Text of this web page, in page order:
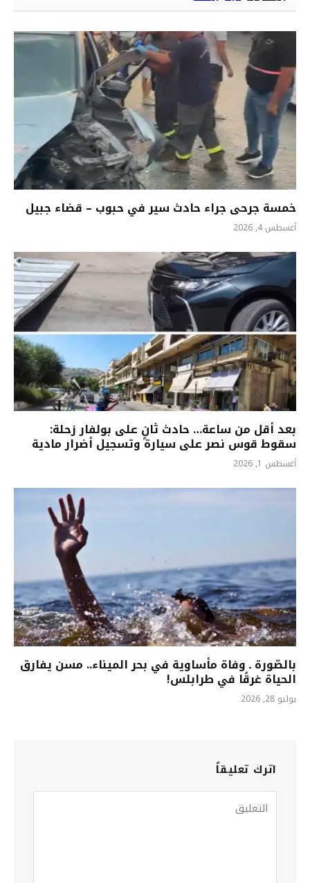
خمسة جرحى جراء حادث سير في حبوب – قضاء جبيل
أغسطس 4, 2026
بعد أقل من ساعة… حادث ثانٍ على بولفار زحلة:
سقوط قوس نصر على سيارة وتسجيل أضرار مادية
أغسطس 1, 2026
بالصّورة ـ وفاة مأساوية في بحر الميناء.. مسن يفارق
الحياة غرقًا في طرابلس!
يوليو 28, 2026
اترك تعليقاً